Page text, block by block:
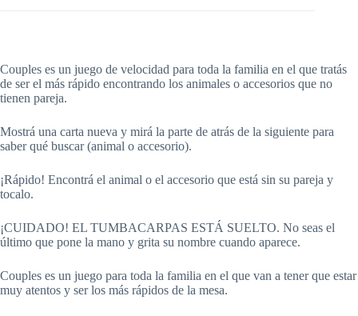
Couples es un juego de velocidad para toda la familia en el que tratás
de ser el más rápido encontrando los animales o accesorios que no
tienen pareja.
Mostrá una carta nueva y mirá la parte de atrás de la siguiente para
saber qué buscar (animal o accesorio).
¡Rápido! Encontrá el animal o el accesorio que está sin su pareja y
tocalo.
¡CUIDADO! EL TUMBACARPAS ESTÁ SUELTO. No seas el
último que pone la mano y grita su nombre cuando aparece.
Couples es un juego para toda la familia en el que van a tener que estar
muy atentos y ser los más rápidos de la mesa.